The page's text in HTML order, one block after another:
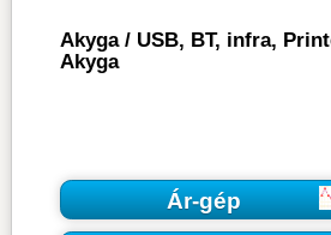
Akyga/ USB, BT, infra,
Akyga
Ár-gép